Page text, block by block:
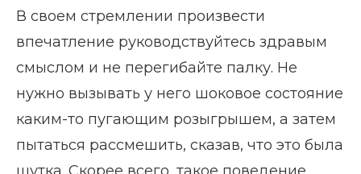
В своем стремлении произвести
впечатление руководствуйтесь здравым
смыслом и не перегибайте палку. Не
нужно вызывать у него шоковое состояние
каким-то пугающим розыгрышем, а затем
пытаться рассмешить, сказав, что это была